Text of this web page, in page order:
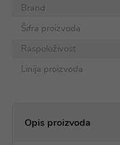
Brand
Šifra proizvoda
Raspoloživost
Linija proizvoda
Opis proizvoda